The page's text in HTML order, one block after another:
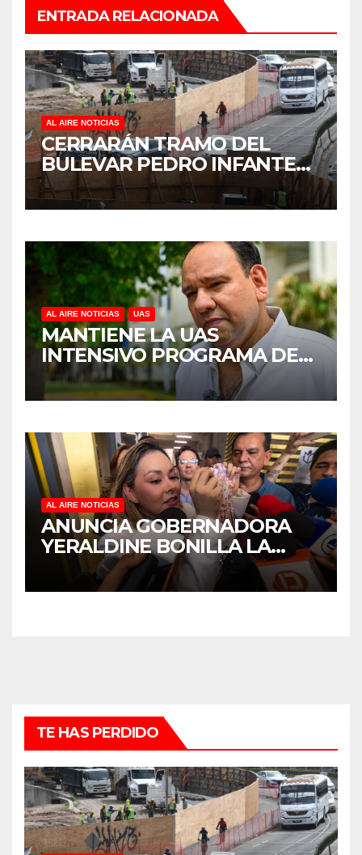
ENTRADA RELACIONADA
AL AIRE NOTICIAS
CERRARÁN TRAMO DEL
BULEVAR PEDRO INFANTE
PARA ACELERAR OBRAS
ANTES DEL REGRESO A
AL AIRE NOTICIAS UAS
MANTIENE LA UAS
INTENSIVO PROGRAMA DE
MANTENIMIENTO Y
REHABILITACIÓN EN SUS
DEL CICLO ESCOLAR 2026-
2027
AL AIRE NOTICIAS
ANUNCIA GOBERNADORA
YERALDINE BONILLA LA
REAPERTURA DEL
PROGRAMA “PONTE AL
TE HAS PERDIDO